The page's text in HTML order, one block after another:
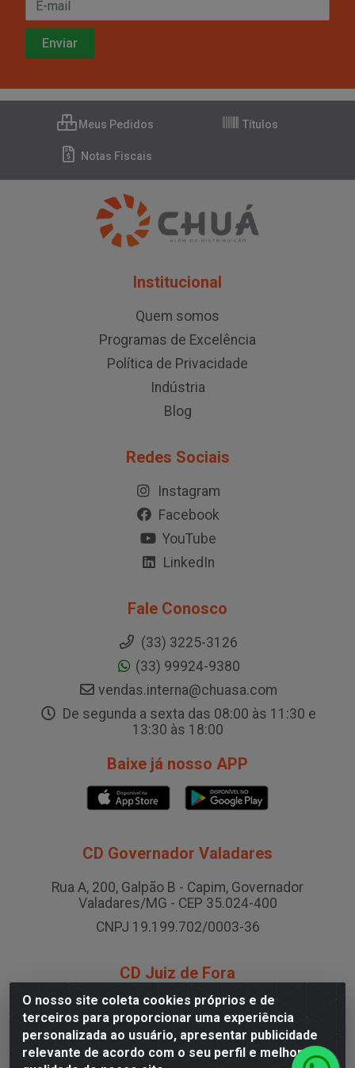
O nosso site coleta cookies próprios e de
terceiros para proporcionar uma experiência
personalizada ao usuário, apresentar publicidade
relevante de acordo com o seu perfil e melhorar a
Meus Pedidos Títulos
Notas Fiscais
Institucional
Quem somos
Programas de Excelência
Política de Privacidade
Indústria
Blog
Redes Sociais
Instagram
Facebook
YouTube
LinkedIn
Fale Conosco
(33) 3225-3126
(33) 99924-9380
vendas.interna@chuasa.com
De segunda a sexta das 08:00 às 11:30 e
13:30 às 18:00
Baixe já nosso APP
CD Governador Valadares
Rua A, 200, Galpão B - Capim, Governador
Valadares/MG - CEP 35.024-400
CNPJ 19.199.702/0003-36
CD Juiz de Fora
Rodovia BR-040 , Nº 0, Área B2 Condominio Brasil
LOG - São Pedro, Juiz de Fora/MG
CNPJ 19.199.702/0005-06